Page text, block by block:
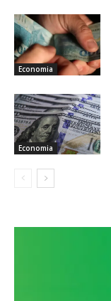
Economia
Economia